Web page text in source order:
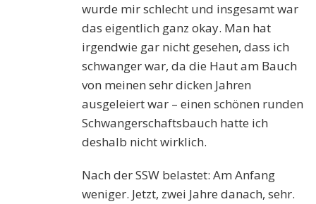
wurde mir schlecht und insgesamt war
das eigentlich ganz okay. Man hat
irgendwie gar nicht gesehen, dass ich
schwanger war, da die Haut am Bauch
von meinen sehr dicken Jahren
ausgeleiert war – einen schönen runden
Schwangerschaftsbauch hatte ich
deshalb nicht wirklich.
Nach der SSW belastet: Am Anfang
weniger. Jetzt, zwei Jahre danach, sehr.